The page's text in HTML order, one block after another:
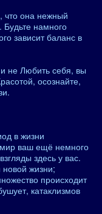
что она нежный
Будьте намного
зависит баланс в
не Любить себя, вы
осознайте,
в жизни
мир ваш ещё немного
здесь у вас.
жизни;
происходит
катаклизмов